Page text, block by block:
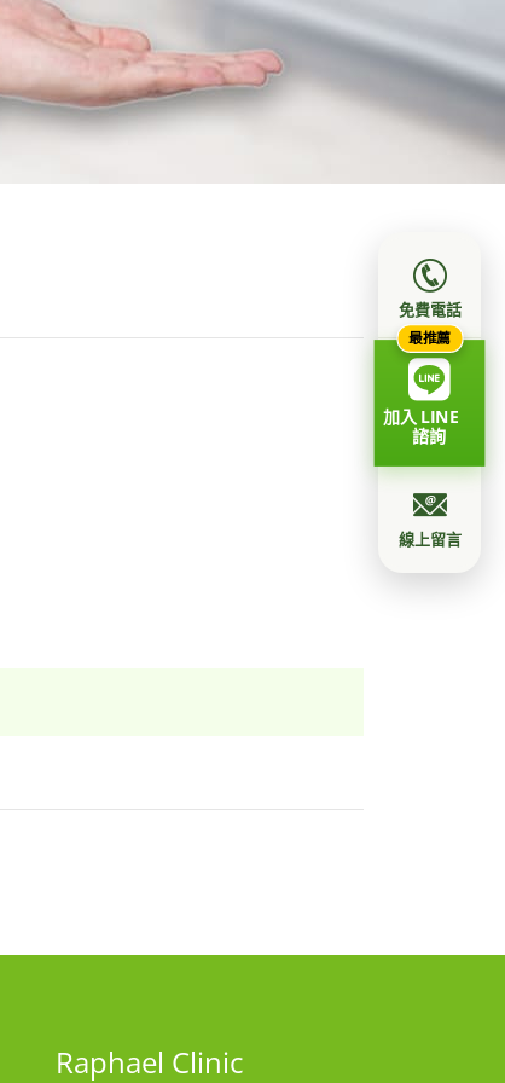
Raphael Clinic
免費電話
最推薦
加入 LINE
諮詢
線上留言